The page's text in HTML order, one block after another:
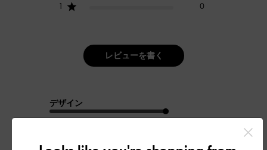
1
0
レビューを書く
デザイン